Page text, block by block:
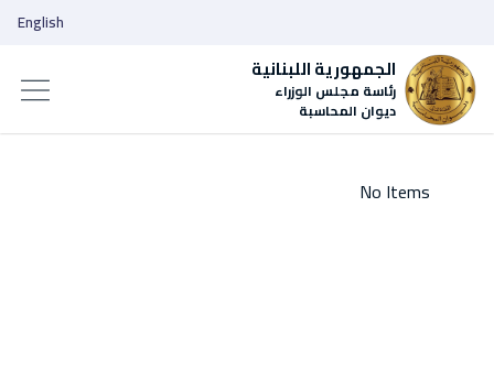
الجمهورية اللبنانية
رئاسة مجلس الوزراء
ديوان المحاسبة
English
No Items